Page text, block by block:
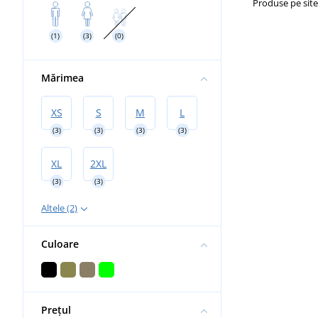
Prosoape sustenabile
Genți și rucsacuri
(1) (3) (0)
Mărimea
XS
(3)
S
(3)
M
(3)
L
(3)
XL
(3)
2XL
(3)
Altele (2)
Culoare
Prețul
Produse pe